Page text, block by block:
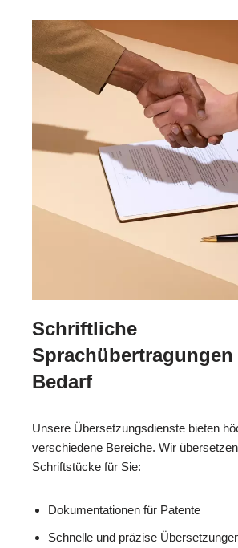
Schriftliche
Bedarf
Unsere Übersetzungsdienste bieten
verschiedene Bereiche. Wir
Schriftstücke für Sie:
Dokumentationen für Patente
Schnelle und präzise